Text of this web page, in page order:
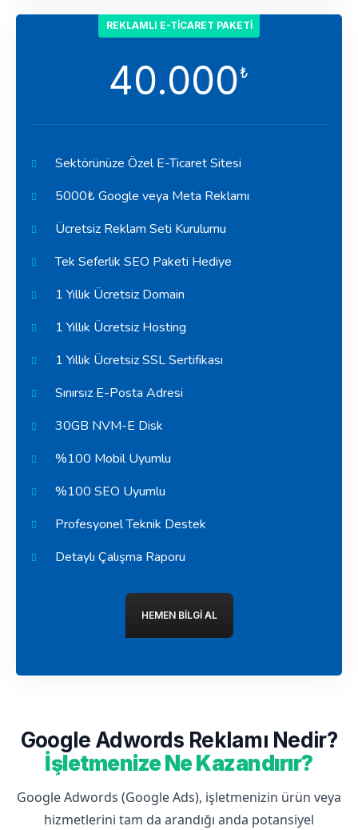
REKLAMLI E-TICARET PAKETI
40.000₺
Sektörünüze Özel E-Ticaret Sitesi
5000₺ Google veya Meta Reklamı
Ücretsiz Reklam Seti Kurulumu
Tek Seferlik SEO Paketi Hediye
1 Yıllık Ücretsiz Domain
1 Yıllık Ücretsiz Hosting
1 Yıllık Ücretsiz SSL Sertifikası
Sınırsız E-Posta Adresi
30GB NVM-E Disk
%100 Mobil Uyumlu
%100 SEO Uyumlu
Profesyonel Teknik Destek
Detaylı Çalışma Raporu
HEMEN BILGI AL
Google Adwords Reklamı Nedir?
İşletmenize Ne Kazandırır?
Google Adwords (Google Ads), işletmenizin ürün veya
hizmetlerini tam da arandığı anda potansiyel